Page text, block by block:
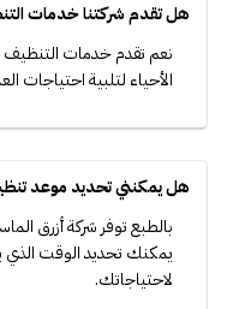
هل تقدم شركتنا خدمات
نعم تقدم خدمات التنظيف
الأحياء لتلبية احتياجات
هل يمكنني تحديد موعد
بالطبع توفر شركة أزرق
يمكنك تحديد الوقت
لاحتياجاتك.